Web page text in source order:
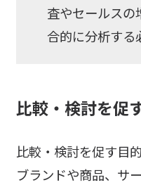
査やセールスの
合的に分析する
比較・検討を促
比較・検討を促す目
ブランドや商品、サ